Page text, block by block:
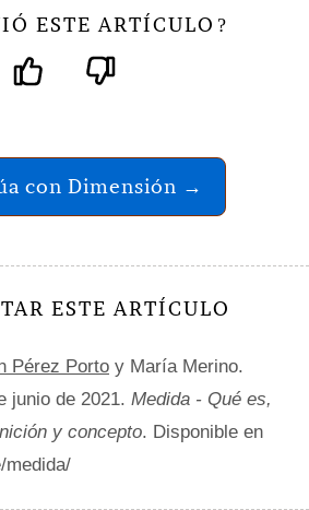
ESTE ARTÍCULO ?
con Dimensión →
ESTE ARTÍCULO
Pérez Porto y María Merino.
junio de 2021. Medida - Qué es,
y concepto. Disponible en
medida/